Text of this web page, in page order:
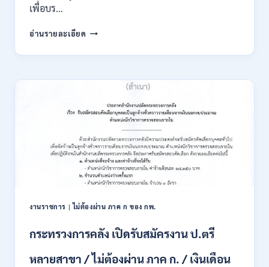
15
2569
เพื่อบร…
อ่านรายละเอียด สำนักงาน
ตรวจ
แผ่น
รับ
สอบ
แข่งขัน
เพื่อ
บรรจุ
เป็น
44
/
และ
งานราชการ |ไม่ต้องผ่าน ภาค ก ของ กพ.
กระทรวงการคลัง เปิดรับสมัครงาน ป.ตรี
หลายสาขา / ไม่ต้องผ่าน ภาค ก. / เงินเดือน